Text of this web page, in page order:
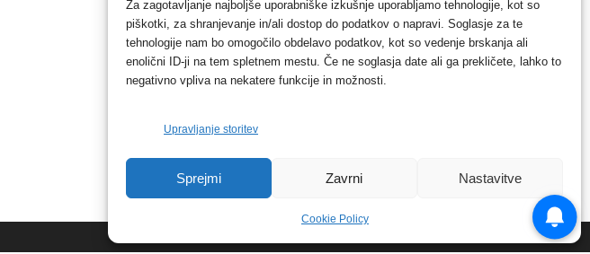
Za zagotavljanje najboljše uporabniške izkušnje uporabljamo tehnologije, kot so
piškotki, za shranjevanje in/ali dostop do podatkov o napravi. Soglasje za te
tehnologije nam bo omogočilo obdelavo podatkov, kot so vedenje brskanja ali
enolični ID-ji na tem spletnem mestu. Če ne soglasja date ali ga prekličete, lahko to
negativno vpliva na nekatere funkcije in možnosti.
Upravljanje storitev
Sprejmi Zavrni Nastavitve
Cookie Policy